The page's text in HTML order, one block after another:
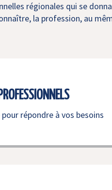
régionales qui se
la profession, au
répondre à vos besoins